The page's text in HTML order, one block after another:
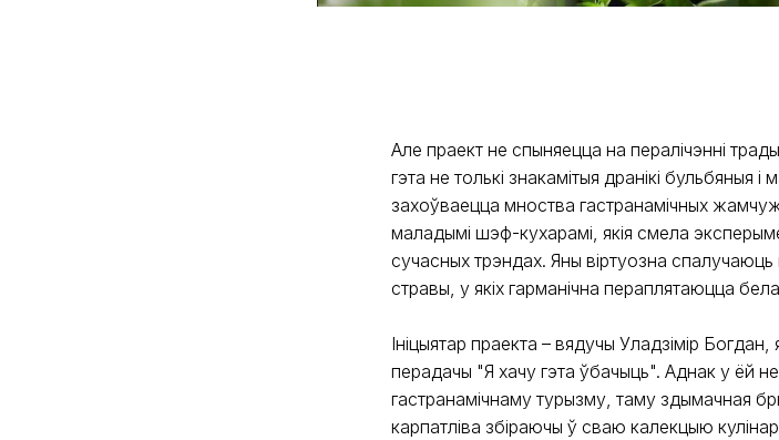
Але праект не спыняецца на пералічэнні
гэта не толькі знакамітыя дранікі бульбяныя
захоўваецца мноства гастранамічных
маладымі шэф-кухарамі, якія смела
сучасных трэндах. Яны віртуозна спалучаюць
стравы, у якіх гарманічна пераплятаюцца
Ініцыятар праекта – вядучы Уладзімір
перадачы "Я хачу гэта ўбачыць". Аднак у ёй
гастранамічнаму турызму, таму здымачная
карпатліва збіраючы ў сваю калекцыю